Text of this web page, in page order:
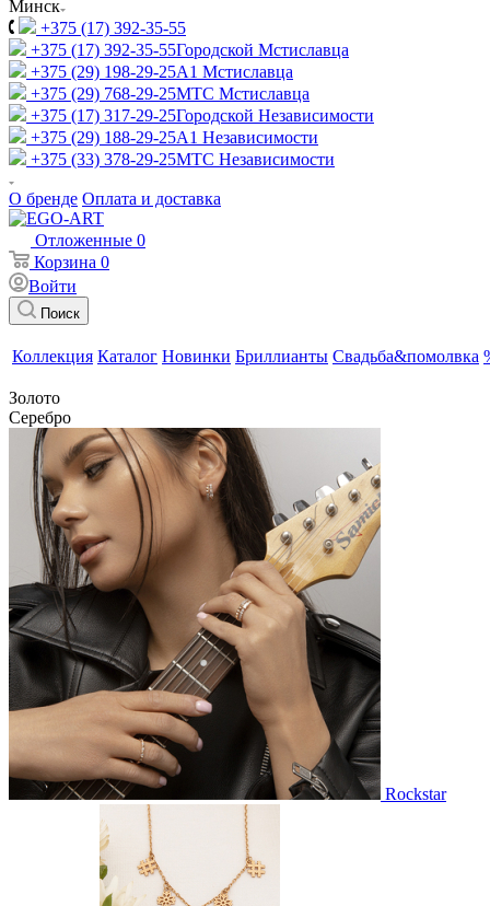
Минск
+375 (17) 392-35-55
+375 (17) 392-35-55Городской Мстиславца
+375 (29) 198-29-25A1 Мстиславца
+375 (29) 768-29-25МТС Мстиславца
+375 (17) 317-29-25Городской Независимости
+375 (29) 188-29-25A1 Независимости
+375 (33) 378-29-25МТС Независимости
О бренде Оплата и доставка
Отложенные 0
Корзина 0
Войти
Поиск
Коллекция Каталог Новинки Бриллианты Свадьба&помолвка
Золото
Серебро
Rockstar